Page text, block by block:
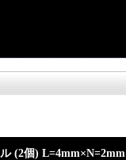
(2個) L=4mm×N=2mm